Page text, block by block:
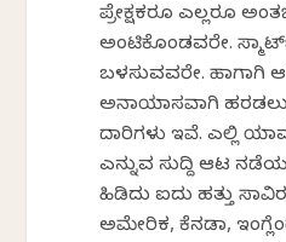
ಪ್ರೇಕ್ಷಕರೂ ಎಲ್ಲರೂ
ಅಂಟಿಕೊಂಡವರೇ.
ಬಳಸುವವರೇ. ಹಾಗಾಗಿ
ಅನಾಯಾಸವಾಗಿ
ದಾರಿಗಳು ಇವೆ. ಎಲ್ಲಿ
ಎನ್ನುವ ಸುದ್ದಿ ಆಟ
ಹಿಡಿದು ಐದು ಹತ್ತು
ಅಮೇರಿಕ, ಕೆನಡಾ,